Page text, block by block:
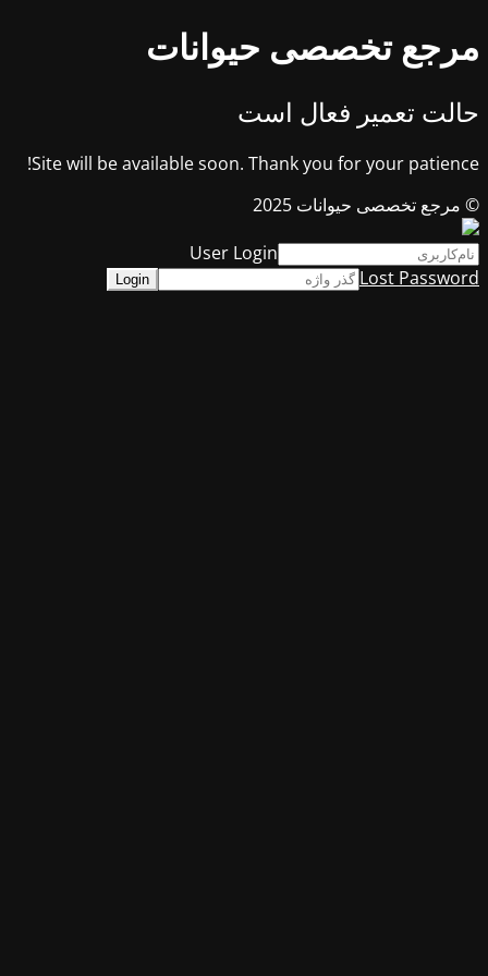
مرجع تخصصی حیوانات
حالت تعمیر فعال است
Site will be available soon. Thank you for your patience!
© مرجع تخصصی حیوانات 2025
User Login
Lost Password